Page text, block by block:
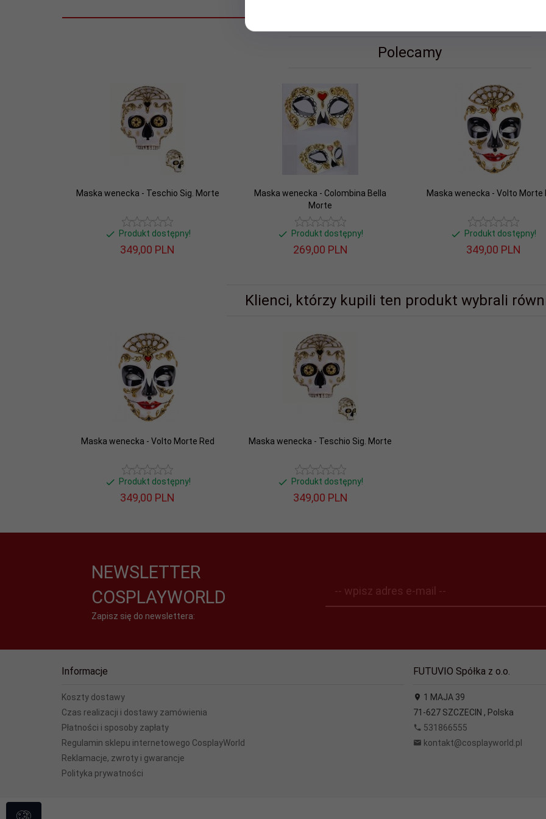
Polecamy
Maska wenecka - Teschio Sig. Morte
Produkt dostępny!
349,00 PLN
Maska wenecka - Colombina Bella
Morte
Produkt dostępny!
269,00 PLN
Maska wenecka - Volto Morte
Produkt dostępny!
349,00 PLN
Klienci, którzy kupili ten produkt wybrali
Maska wenecka - Volto Morte Red
Produkt dostępny!
349,00 PLN
Maska wenecka - Teschio Sig. Morte
Produkt dostępny!
349,00 PLN
NEWSLETTER
COSPLAYWORLD
Zapisz się do newslettera:
-- wpisz adres e-mail --
Informacje
Koszty dostawy
Czas realizacji i dostawy zamówienia
Płatności i sposoby zapłaty
Regulamin sklepu internetowego CosplayWorld
Reklamacje, zwroty i gwarancje
Polityka prywatności
FUTUVIO Spółka z o.o.
1 MAJA 39
71-627 SZCZECIN , Polska
531866555
kontakt@cosplayworld.pl